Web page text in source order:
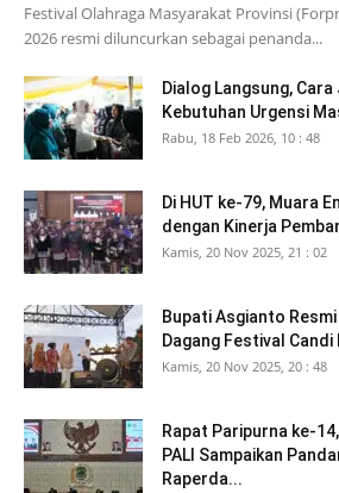
Festival Olahraga Masyarakat Provinsi
2026 resmi diluncurkan sebagai penanda...
Dialog Langsung,
Kebutuhan Urgensi
Rabu, 18 Feb 2026, 10 : 48
Di HUT ke-79, Muara
dengan Kinerja
Kamis, 20 Nov 2025, 21 : 02
Bupati Asgianto
Dagang Festival Candi
Kamis, 20 Nov 2025, 20 : 48
Rapat Paripurna ke-
PALI Sampaikan
Raperda...